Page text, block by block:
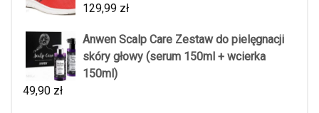
129,99 zł
Anwen Scalp Care Zestaw do pielęgnacji
skóry głowy (serum 150ml + wcierka
150ml)
49,90 zł